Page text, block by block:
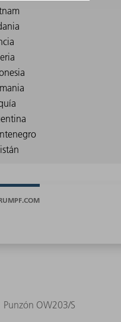
Punzón OW203/S